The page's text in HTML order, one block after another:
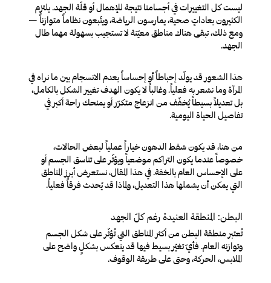
ليست كل التغييرات في أجسامنا نتيجة للإهمال أو قلّة الجهد. يلتزم
الكثيرون بعاداتٍ صحية، يمارسون الرياضة، ويتّبعون نظاماً متوازناً —
ومع ذلك، تبقى هناك مناطق معيّنة لا تستجيب بسهولة مهما طال
الجهد.
هذا الشعور قد يولّد إحباطاً أو إحساساً بعدم الانسجام بين ما نراه في
المرآة وما نشعر به فعلياً. وغالباً لا يكون الهدف تغيير الشكل بالكامل،
بل تعديلاً بسيطاً يُخفّف من انزعاج متكرّر أو يمنحك راحة أكبر في
تفاصيل الحياة اليومية.
من هنا، قد يكون شفط الدهون خياراً عملياً لبعض الحالات،
خصوصاً عندما يكون التراكم موضعياً ويؤثّر على تناسق الجسم أو
على الإحساس العام بالخفة. في هذا المقال، نستعرض أبرز المناطق
التي يمكن أن يشملها هذا التعديل، ولماذا قد يُحدث فرقاً فعلياً.
البطن: المنطقة العنيدة رغم كلّ الجهد
تُعتبر منطقة البطن من أكثر المناطق التي تُؤثّر على شكل الجسم
وتوازنه العام. فأيّ تغيّر بسيط فيها قد ينعكس بشكلٍ واضح على
الملابس، الحركة، وحتى على طريقة الوقوف.